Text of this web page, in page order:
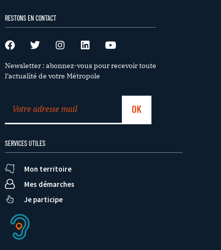
RESTONS EN CONTACT
Newsletter : abonnez-vous pour recevoir toute
l’actualité de votre Métropole
SERVICES UTILES
Mon territoire
Mes démarches
Je participe